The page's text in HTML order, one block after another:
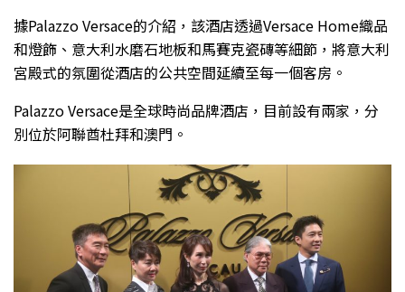
據Palazzo Versace的介紹，該酒店透過Versace Home織品
和燈飾、意大利水磨石地板和馬賽克瓷磚等細節，將意大利
宮殿式的氛圍從酒店的公共空間延續至每一個客房。
Palazzo Versace是全球時尚品牌酒店，目前設有兩家，分
別位於阿聯酋杜拜和澳門。